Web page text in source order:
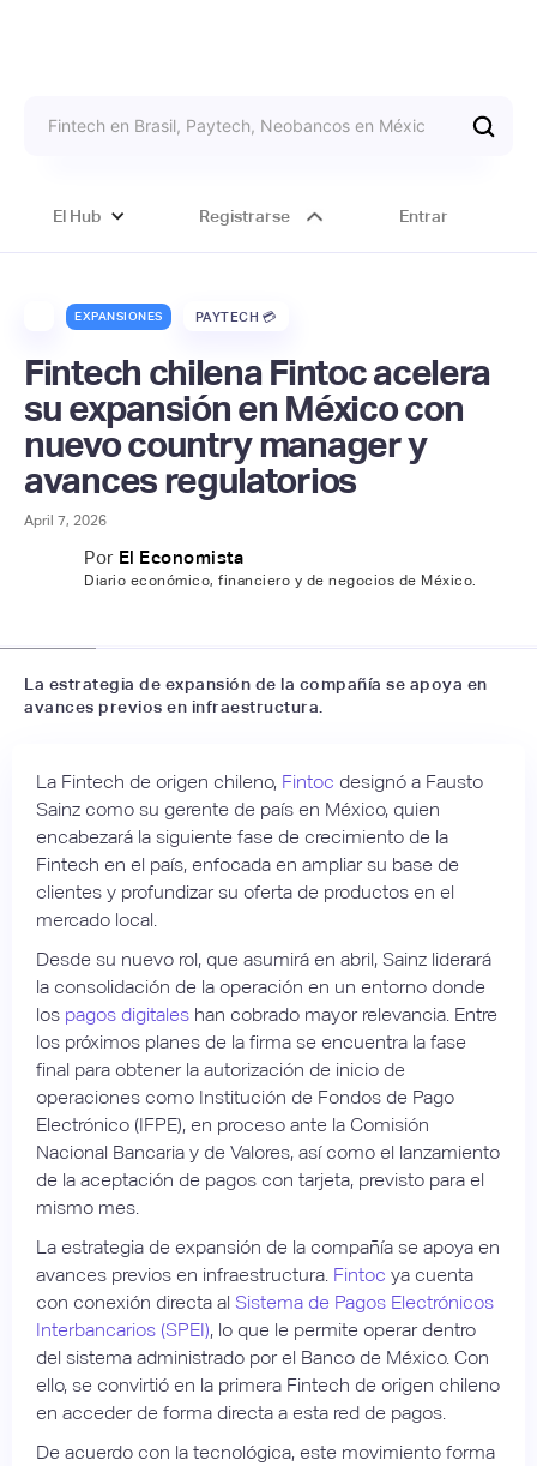
El Hub Registrarse Entrar
EXPANSIONES PAYTECH 💳
Fintech chilena Fintoc acelera
su expansión en México con
nuevo country manager y
avances regulatorios
April 7, 2026
Por El Economista
Diario económico, financiero y de negocios de México.
La estrategia de expansión de la compañía se apoya en
avances previos en infraestructura.
La Fintech de origen chileno, Fintoc designó a Fausto
Sainz como su gerente de país en México, quien
encabezará la siguiente fase de crecimiento de la
Fintech en el país, enfocada en ampliar su base de
clientes y profundizar su oferta de productos en el
mercado local.
Desde su nuevo rol, que asumirá en abril, Sainz liderará
la consolidación de la operación en un entorno donde
los pagos digitales han cobrado mayor relevancia. Entre
los próximos planes de la firma se encuentra la fase
final para obtener la autorización de inicio de
operaciones como Institución de Fondos de Pago
Electrónico (IFPE), en proceso ante la Comisión
Nacional Bancaria y de Valores, así como el lanzamiento
de la aceptación de pagos con tarjeta, previsto para el
mismo mes.
La estrategia de expansión de la compañía se apoya en
avances previos en infraestructura. Fintoc ya cuenta
con conexión directa al Sistema de Pagos Electrónicos
Interbancarios (SPEI), lo que le permite operar dentro
del sistema administrado por el Banco de México. Con
ello, se convirtió en la primera Fintech de origen chileno
en acceder de forma directa a esta red de pagos.
De acuerdo con la tecnológica, este movimiento forma